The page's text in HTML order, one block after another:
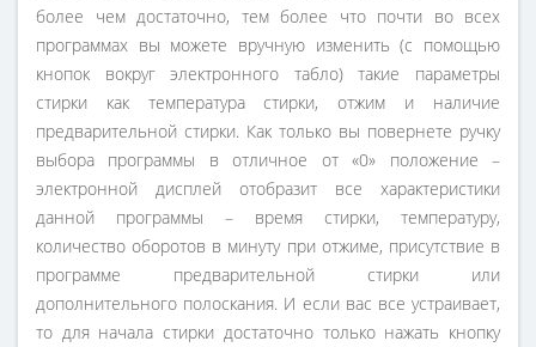
более чем достаточно, тем более что почти во всех
программах вы можете вручную изменить (с помощью
кнопок вокруг электронного табло) такие параметры
стирки как температура стирки, отжим и наличие
предварительной стирки. Как только вы повернете ручку
выбора программы в отличное от «0» положение –
электронной дисплей отобразит все характеристики
данной программы – время стирки, температуру,
количество оборотов в минуту при отжиме, присутствие в
программе предварительной стирки или
дополнительного полоскания. И если вас все устраивает,
то для начала стирки достаточно только нажать кнопку